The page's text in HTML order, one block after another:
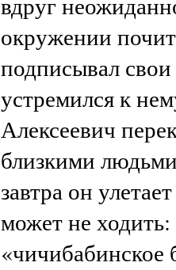
окружении
подписывал
устремился к
Алексеевич
близкими
завтра он
может не ходить:
«чичибабинское